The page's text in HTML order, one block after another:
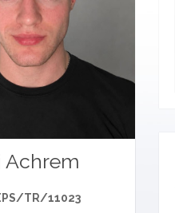
Achrem
TR/11023